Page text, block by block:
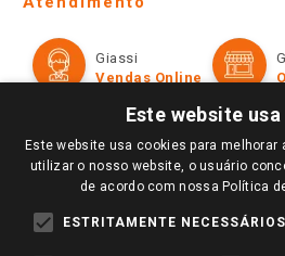
Televendas
Perguntas frequentes
Trabalhe Conosco
Identidade Visual
Formas de Pagamento
Políticas de entrega
Trocas e Devoluções
Giassi
Vendas Online
Redes Sociais
Este website
Este website usa cookies para melhorar
utilizar o nosso website, o usuário
de acordo com nossa Política
ESTRITAMENTE NECESSÁRIOS